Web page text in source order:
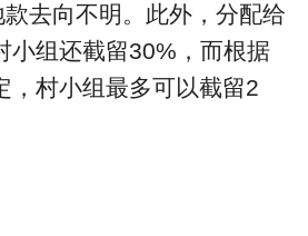
去向不明。此外，分配给
小组还截留30%，而根据
，村小组最多可以截留2